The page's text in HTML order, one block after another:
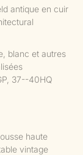
antique en cuir
blanc et autres
37--40HQ
haute
vintage